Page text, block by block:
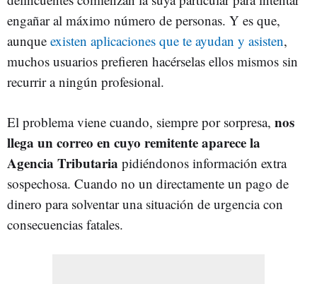
engañar al máximo número de personas. Y es que,
aunque existen aplicaciones que te ayudan y asisten,
muchos usuarios prefieren hacérselas ellos mismos sin
recurrir a ningún profesional.
El problema viene cuando, siempre por sorpresa, nos
llega un correo en cuyo remitente aparece la
Agencia Tributaria pidiéndonos información extra
sospechosa. Cuando no un directamente un pago de
dinero para solventar una situación de urgencia con
consecuencias fatales.